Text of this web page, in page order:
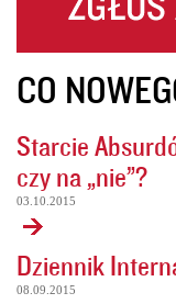
CO
Starcie
czy na „nie”?
03.10.2015
Dziennik
08.09.2015